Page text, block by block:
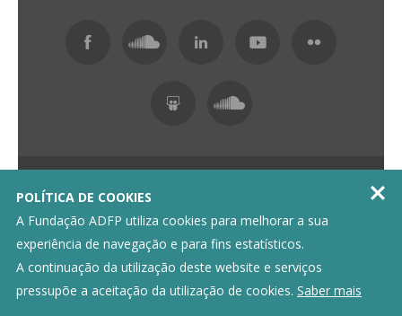
POLÍTICA DE COOKIES
A Fundação ADFP utiliza cookies para melhorar a sua
experiência de navegação e para fins estatísticos.
A continuação da utilização deste website e serviços
pressupõe a aceitação da utilização de cookies. Saber mais

Política de Privacidade